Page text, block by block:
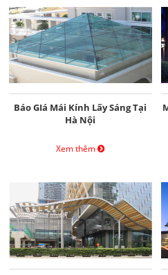
Báo GIá Mái Kính Lấy Sáng Tại
Hà Nội
Xem thêm